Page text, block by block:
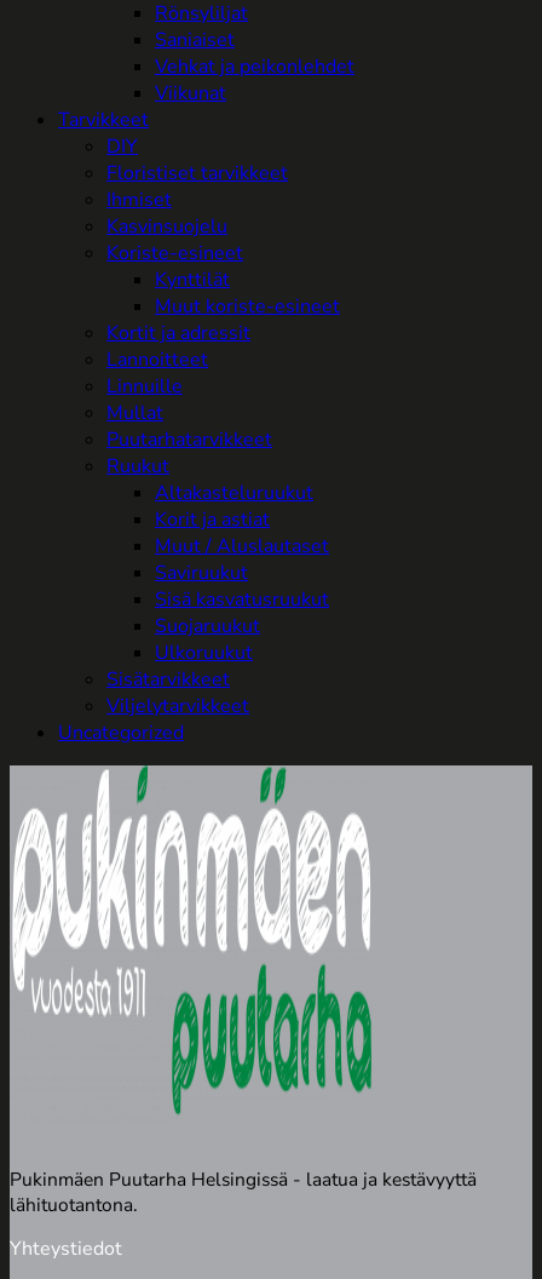
Rönsyliljat
Saniaiset
Vehkat ja peikonlehdet
Viikunat
Tarvikkeet
DIY
Floristiset tarvikkeet
Ihmiset
Kasvinsuojelu
Koriste-esineet
Kynttilät
Muut koriste-esineet
Kortit ja adressit
Lannoitteet
Linnuille
Mullat
Puutarhatarvikkeet
Ruukut
Altakasteluruukut
Korit ja astiat
Muut / Aluslautaset
Saviruukut
Sisä kasvatusruukut
Suojaruukut
Ulkoruukut
Sisätarvikkeet
Viljelytarvikkeet
Uncategorized
Pukinmäen Puutarha Helsingissä - laatua ja kestävyyttä
lähituotantona.
Yhteystiedot